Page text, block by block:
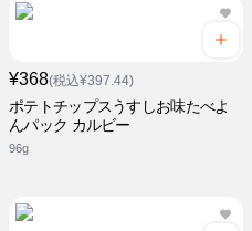
¥368(税込¥397.44)
ポテトチップスうすしお味たべよ
んパック カルビー
96g